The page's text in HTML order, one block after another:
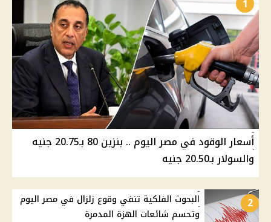
أسعار الوقود في مصر اليوم .. بنزين 80 بـ20.75 جنيه
والسولار بـ20.50 جنيه
2
البحوث الفلكية تنفي وقوع زلزال في مصر اليوم
وتحسم شائعات الهزة المدمرة